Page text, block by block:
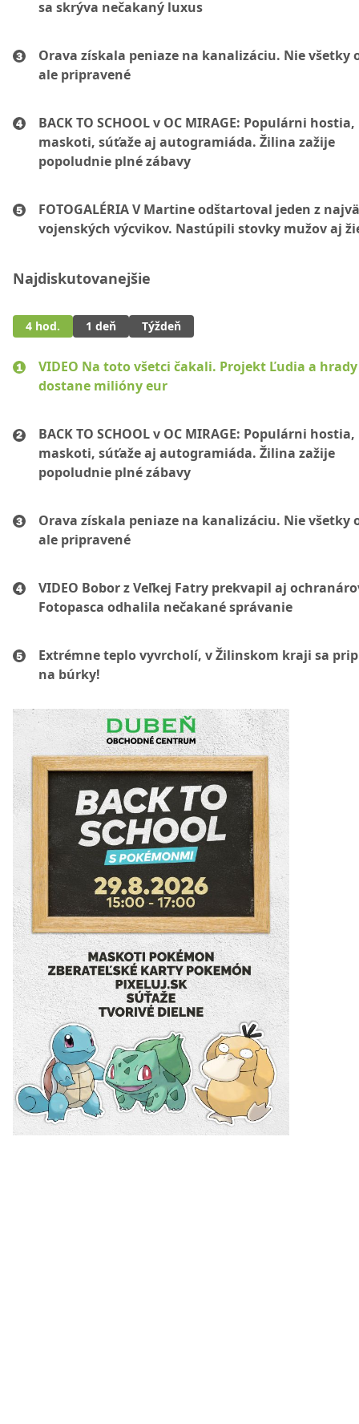
sa skrýva nečakaný luxus
Orava získala peniaze na kanalizáciu. Nie všetky
ale pripravené
BACK TO SCHOOL v OC MIRAGE: Populárni
maskoti, súťaže aj autogramiáda. Žilina zažije
popoludnie plné zábavy
FOTOGALÉRIA V Martine odštartoval jeden z
vojenských výcvikov. Nastúpili stovky mužov aj
Najdiskutovanejšie
4 hod. 1 deň Týždeň
VIDEO Na toto všetci čakali. Projekt Ľudia a hrady
dostane milióny eur
BACK TO SCHOOL v OC MIRAGE: Populárni
maskoti, súťaže aj autogramiáda. Žilina zažije
popoludnie plné zábavy
Orava získala peniaze na kanalizáciu. Nie všetky
ale pripravené
VIDEO Bobor z Veľkej Fatry prekvapil aj
Fotopasca odhalila nečakané správanie
Extrémne teplo vyvrcholí, v Žilinskom kraji sa
na búrky!